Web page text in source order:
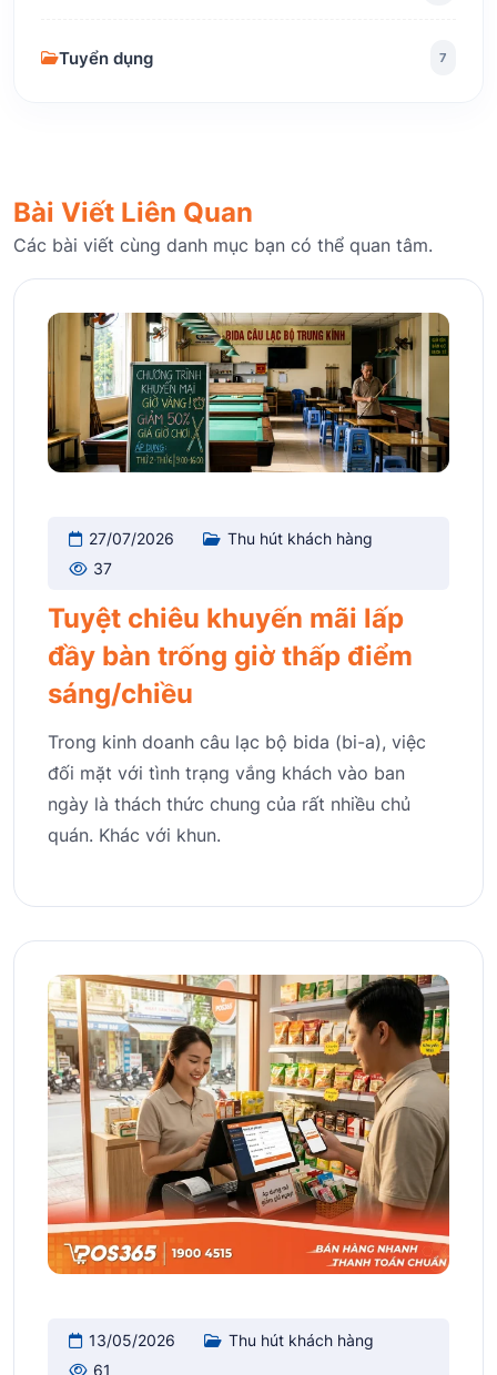
Tuyển dụng 7
Bài Viết Liên Quan
Các bài viết cùng danh mục bạn có thể quan tâm.
27/07/2026
Thu hút khách hàng
37
Tuyệt chiêu khuyến mãi lấp
đầy bàn trống giờ thấp điểm
sáng/chiều
Trong kinh doanh câu lạc bộ bida (bi-a), việc
đối mặt với tình trạng vắng khách vào ban
ngày là thách thức chung của rất nhiều chủ
quán. Khác với khun.
13/05/2026
Thu hút khách hàng
61